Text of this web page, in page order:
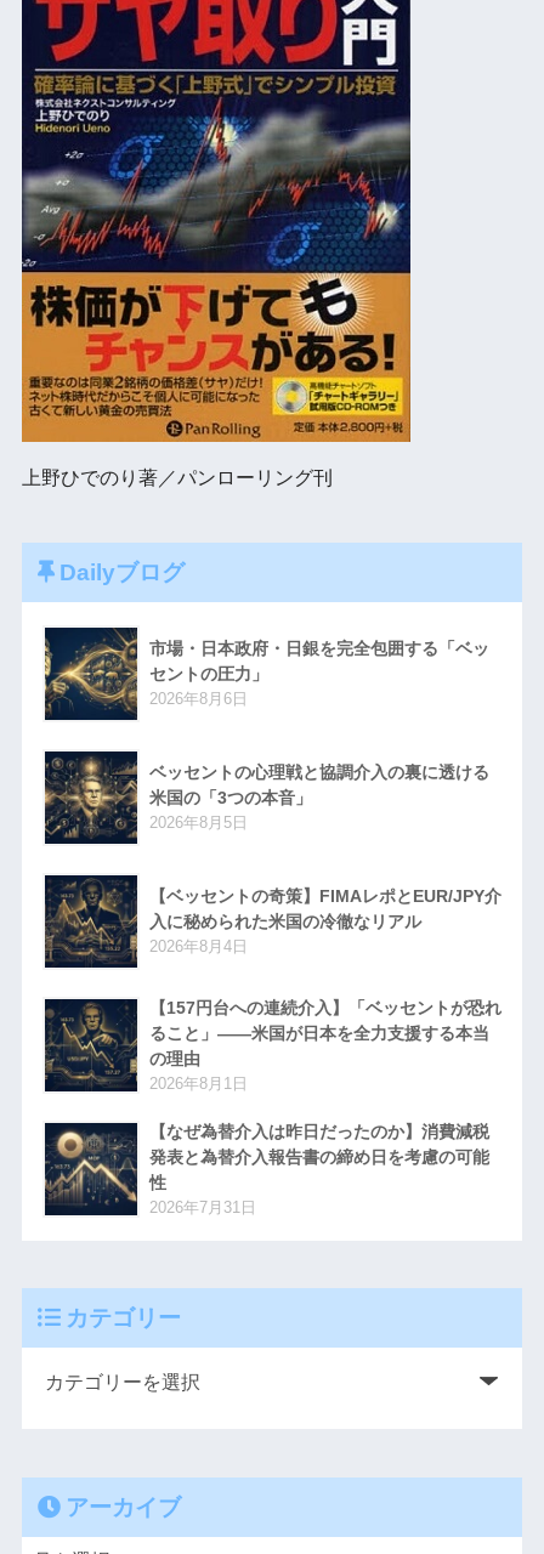
上野ひでのり著／パンローリング刊
Dailyブログ
市場・日本政府・日銀を完全包囲する「ベッ
セントの圧力」
2026年8月6日
ベッセントの心理戦と協調介入の裏に透ける
米国の「3つの本音」
2026年8月5日
【ベッセントの奇策】FIMAレポとEUR/JPY介
入に秘められた米国の冷徹なリアル
2026年8月4日
【157円台への連続介入】「ベッセントが恐れ
ること」――米国が日本を全力支援する本当
の理由
2026年8月1日
【なぜ為替介入は昨日だったのか】消費減税
発表と為替介入報告書の締め日を考慮の可能
性
2026年7月31日
カテゴリー
アーカイブ